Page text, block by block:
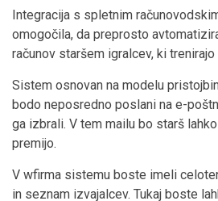
Integracija s spletnim
omogočila, da preprosto
računov staršem igralcev, ki trenirajo
Sistem osnovan na modelu
bodo neposredno poslani na e-
ga izbrali. V tem mailu bo starš
premijo.
V wfirma sistemu boste imeli
in seznam izvajalcev. Tukaj boste